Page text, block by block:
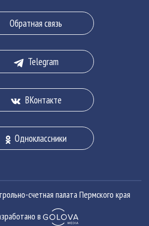
расходах, об имуществе и
имущественного характера
счетной палаты Пермского
служащего»
Обратная связь
Telegram
ВКонтакте
Одноклассники
счетная палата Пермского края
в